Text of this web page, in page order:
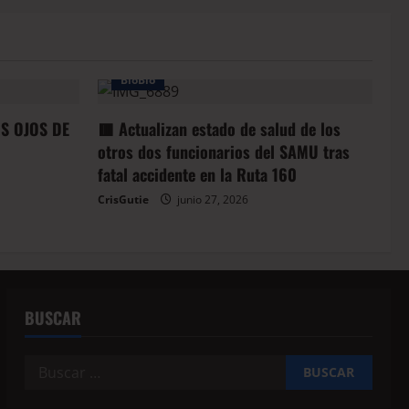
OJOS DE
BioBio
🟥 Actualizan estado de salud de los
otros dos funcionarios del SAMU tras
fatal accidente en la Ruta 160
CrisGutie junio 27, 2026
BUSCAR